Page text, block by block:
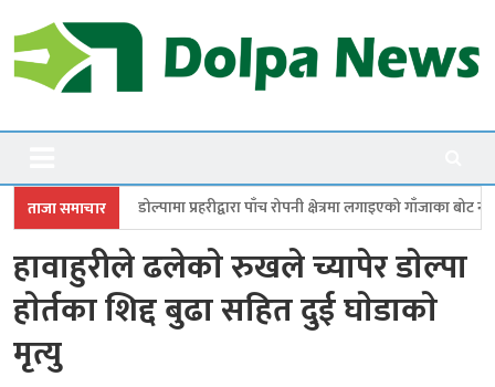
to
content
Dolpanews
ताजा समाचार
प्रहरीद्वारा पाँच रोपनी क्षेत्रमा लगाइएको गाँजाका बोट नष्ट जगदुल्लामा
हावाहुरीले ढलेकाे रुखले च्यापेर डाेल्पा
हाेर्तका शिद्द बुढा सहित दुई घाेडाकाे
मृत्यु